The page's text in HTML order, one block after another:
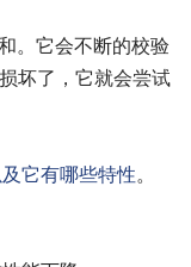
。它会不断的校验
坏了，它就会尝试
它有哪些特性。